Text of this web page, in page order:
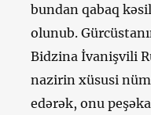
bundan qabaq
olunub.
Bidzina İvanişvili
nazirin xüsusi
edərək, onu